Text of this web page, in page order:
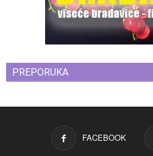
PREPORUKA
FACEBOOK